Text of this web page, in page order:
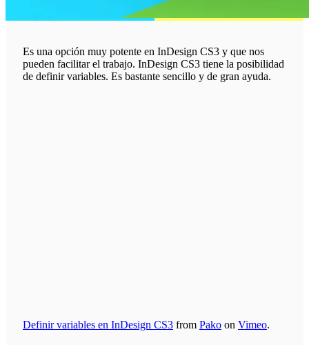
Es una opción muy potente en InDesign CS3 y que nos
pueden facilitar el trabajo. InDesign CS3 tiene la posibilidad
de definir variables. Es bastante sencillo y de gran ayuda.
Definir variables en InDesign CS3 from Pako on Vimeo.